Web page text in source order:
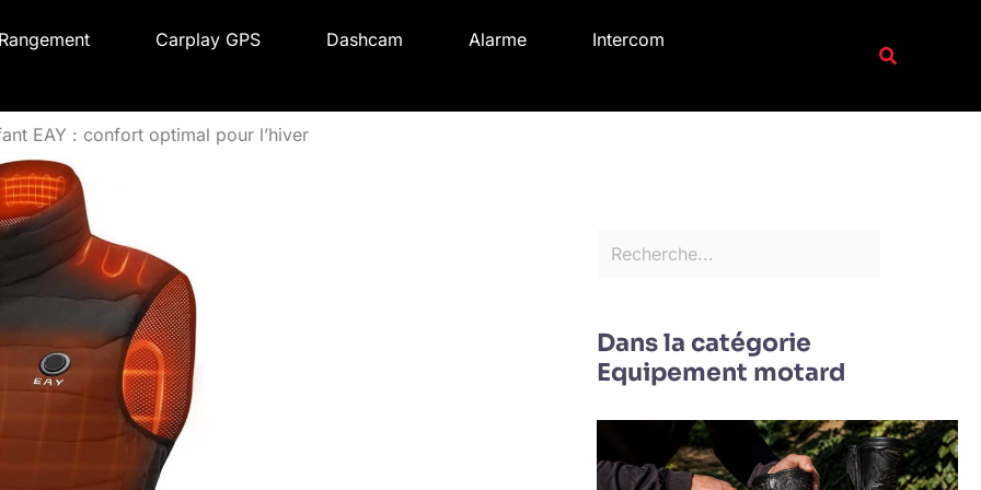
Rangement Carplay GPS Dashcam Alarme
Intercom
EAY : confort optimal pour l’hiver
e
rDans la catégorie
Equipement motard